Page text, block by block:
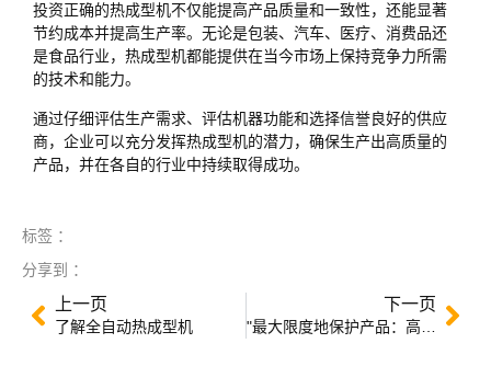
投资正确的热成型机不仅能提高产品质量和一致性，还能显著
节约成本并提高生产率。无论是包装、汽车、医疗、消费品还
是食品行业，热成型机都能提供在当今市场上保持竞争力所需
的技术和能力。
通过仔细评估生产需求、评估机器功能和选择信誉良好的供应
商，企业可以充分发挥热成型机的潜力，确保生产出高质量的
产品，并在各自的行业中持续取得成功。
标签 ：
分享到 ：
上一页
了解全自动热成型机
下一页
"最大限度地保护产品：高阻隔塑料在热成型中的作用"